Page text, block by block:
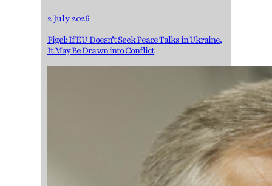
2 July 2026
Figel: If EU Doesn’t Seek Peace Talks in Ukraine,
It May Be Drawn into Conflict